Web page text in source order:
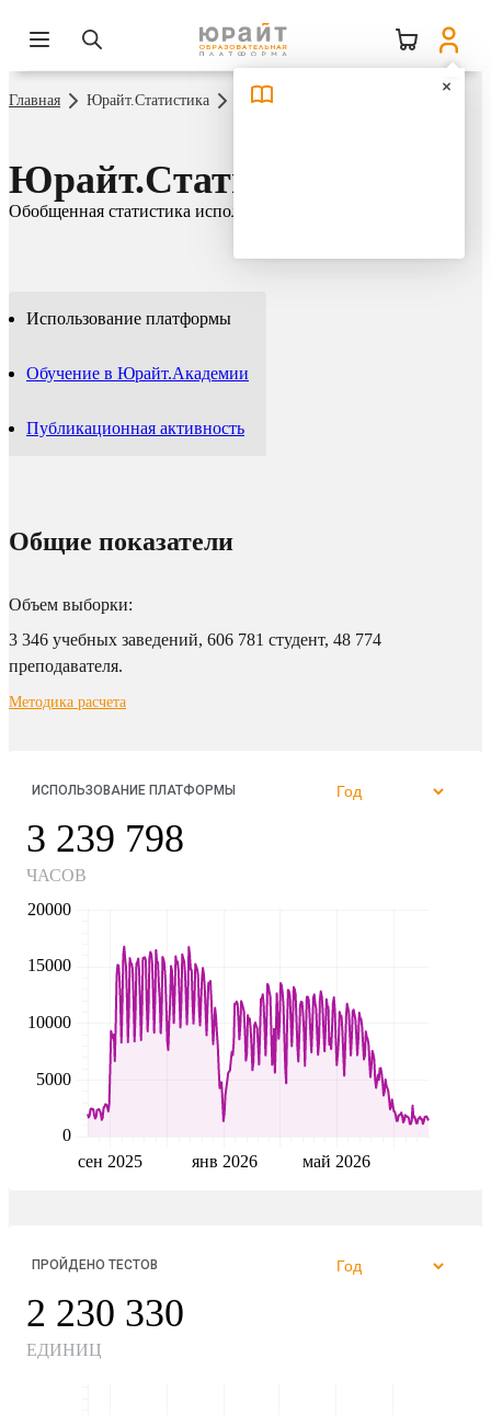
Главная Юрайт.Статистика Использование платформы
Юрайт.Статистика
Обобщенная статистика использования платформы Юрайт
Использование платформы
Обучение в Юрайт.Академии
Публикационная активность
Общие показатели
Объем выборки:
3 346 учебных заведений, 606 781 студент, 48 774
преподавателя.
Методика расчета
ИСПОЛЬЗОВАНИЕ ПЛАТФОРМЫ
3 239 798
ЧАСОВ
сен 2025 янв 2026 май 2026
0
5000
10000
15000
20000
ПРОЙДЕНО ТЕСТОВ
2 230 330
ЕДИНИЦ